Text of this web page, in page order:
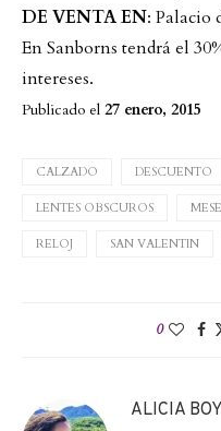
DE VENTA EN: Palacio
En Sanborns tendrá el
intereses.
Publicado el 27 enero, 2015
CALZADO DESCUENTO
LENTES OBSCUROS
RELOJ SAN VALENTIN
0
ALICIA BOY